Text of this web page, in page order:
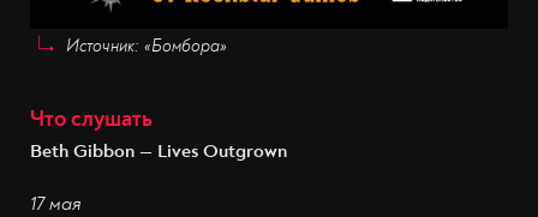
Источник: «Бомбора»
Что слушать
Beth Gibbon — Lives Outgrown
17 мая